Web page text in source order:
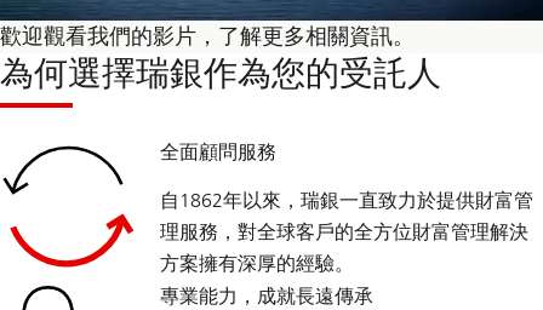
歡迎觀看我們的影片，了解更多相關資訊。
為何選擇瑞銀作為您的受託人
全面顧問服務
自1862年以來，瑞銀一直致力於提供財富管
理服務，對全球客戶的全方位財富管理解決
方案擁有深厚的經驗。
專業能力，成就長遠傳承